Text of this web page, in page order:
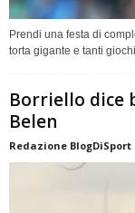
Prendi una festa di
torta gigante e tanti
Borriello dice
Belen
Redazione BlogDiSport